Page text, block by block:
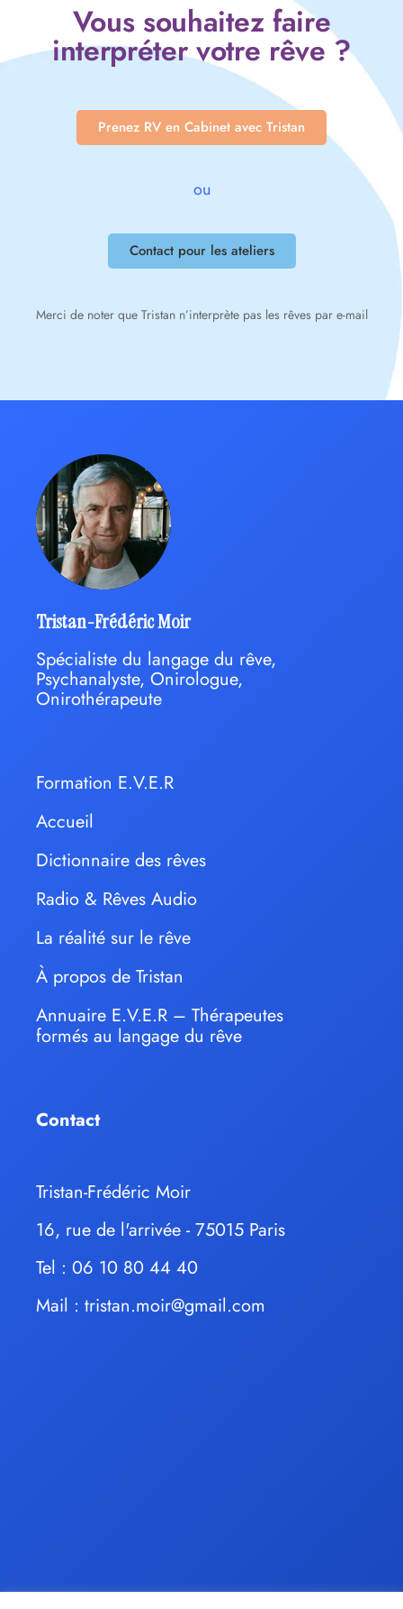
Vous souhaitez faire
interpréter votre rêve ?
Prenez RV en Cabinet avec Tristan
ou
Contact pour les ateliers
Merci de noter que Tristan n’interprète pas les rêves par e-mail
Tristan-Frédéric Moir
Spécialiste du langage du rêve,
Psychanalyste, Onirologue,
Onirothérapeute
Formation E.V.E.R
Accueil
Dictionnaire des rêves
Radio & Rêves Audio
La réalité sur le rêve
À propos de Tristan
Annuaire E.V.E.R – Thérapeutes
formés au langage du rêve
Contact
Tristan-Frédéric Moir
16, rue de l'arrivée - 75015 Paris
Tel : 06 10 80 44 40
Mail : tristan.moir@gmail.com